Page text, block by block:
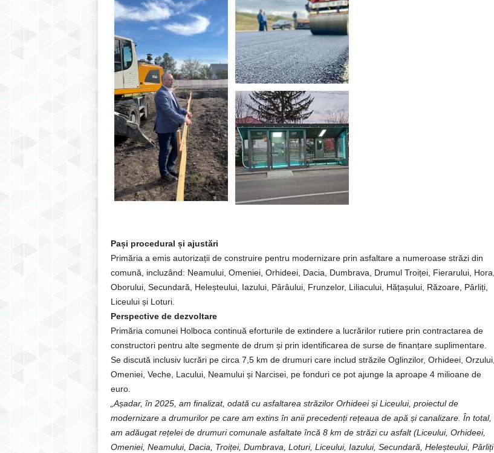
Pași procedural și ajustări
Primăria a emis autorizații de construire pentru modernizare prin asfaltare a numeroase străzi din
comună, incluzând: Neamului, Omeniei, Orhideei, Dacia, Dumbrava, Drumul Troiței, Fierarului, Hora,
Oborului, Secundară, Heleșteului, Iazului, Pârâului, Frunzelor, Liliacului, Hățașului, Răzoare, Pârliți,
Liceului și Loturi.
Perspective de dezvoltare
Primăria comunei Holboca continuă eforturile de extindere a lucrărilor rutiere prin contractarea de
constructori pentru alte segmente de drum și prin identificarea de surse de finanțare suplimentare.
Se discută inclusiv lucrări pe circa 7,5 km de drumuri care includ străzile Oglinzilor, Orhideei, Orzului,
Omeniei, Veche, Lacului, Neamului și Narcisei, pe fonduri ce pot ajunge la aproape 4 milioane de
euro.
„Așadar, în 2025, am finalizat, odată cu asfaltarea străzilor Orhideei și Liceului, proiectul de
modernizare a drumurilor pe care am extins în anii precedenți rețeaua de apă și canalizare. În total,
am adăugat rețelei de drumuri comunale asfaltate încă 8 km de străzi cu asfalt (Liceului, Orhideei,
Omeniei, Neamului, Dacia, Troiței, Dumbrava, Loturi, Liceului, Iazului, Secundară, Heleșteului, Pârliți